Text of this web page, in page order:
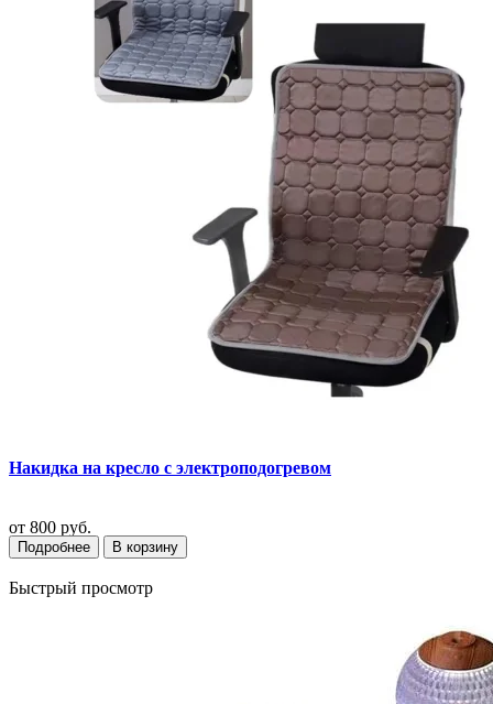
Накидка на кресло с электроподогревом
от 800 руб.
Подробнее В корзину
Быстрый просмотр